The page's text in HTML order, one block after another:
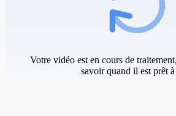
Votre vidéo est en cours de
savoir quand il est prêt